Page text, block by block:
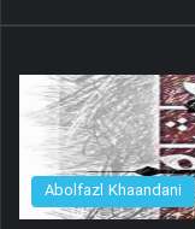
Abolfazl Khaandani